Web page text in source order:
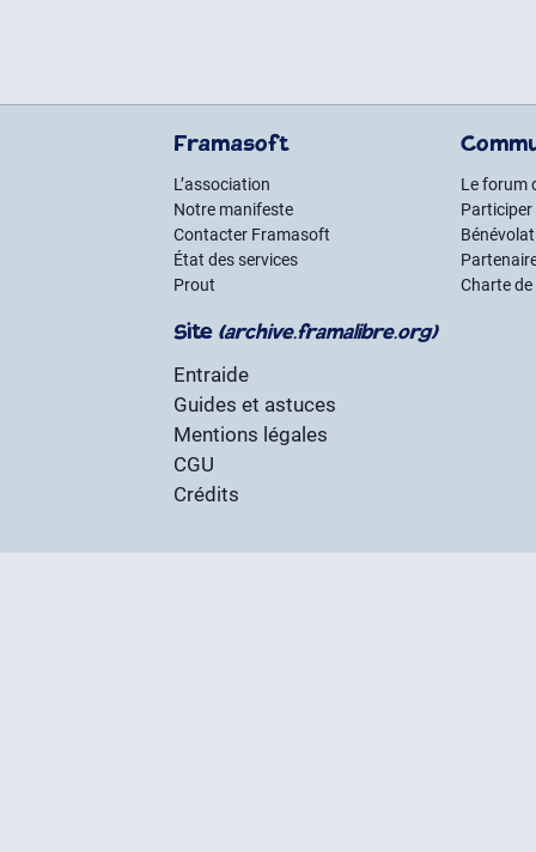
Framasoft
L’association
Notre manifeste
Contacter Framasoft
État des services
Prout
Le forum
Participer
Charte
Site (archive.framalibre.org)
Entraide
Guides et astuces
Mentions légales
CGU
Crédits